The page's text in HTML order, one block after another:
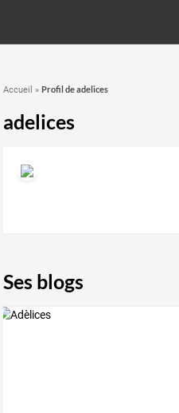
Accueil » Profil de adelices
adelices
Ses blogs